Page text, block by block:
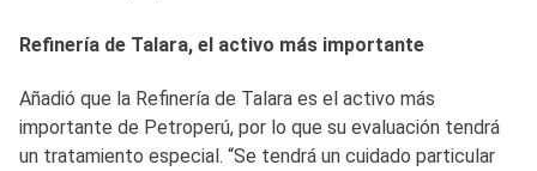
Refinería de Talara, el activo más importante
Añadió que la Refinería de Talara es el activo más
importante de Petroperú, por lo que su evaluación tendrá
un tratamiento especial. “Se tendrá un cuidado particular